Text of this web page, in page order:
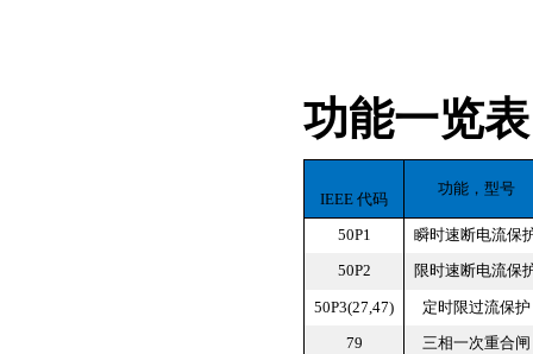
功能一览表
IEEE 代码
功能，型号
50P1 瞬时速断电流保
50P2 限时速断电流保
50P3(27,47) 定时限过流保护
79 三相一次重合闸